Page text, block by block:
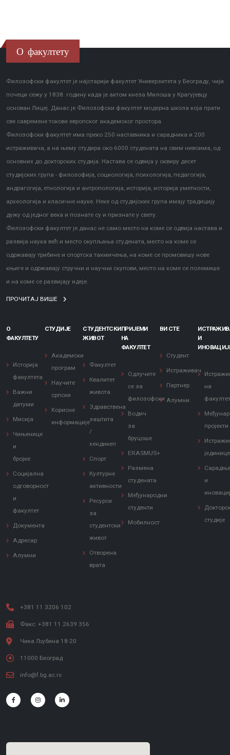
О факултету
Филозофски факултет је најстарији факултет Универзитета у Београду, чији
почеци сежу у 1838. годину када је актом кнеза Милоша у Крагујевцу
основан Лицеј. Данас је Филозофски факултет модерна школа која прати
све савремене токове европског академског простора.
Филозофски факултет има преко 250 наставника и сарадника и 200
истраживача, а на њему студира око 6000 студената на свим нивоима, од
основних до докторских студија. Настава се одвија у оквиру десет
студијских група - филозофија, социологија, психологија, педагогија,
андрагогија, етнологија и антропологија, историја, историја уметности,
археологија и класичне науке. Неке од студијских група имају традицију
дужу од једног века и познате су и признате у свету.
Филозофски факултет је данас не само место на коме се одвија настава и
развија наука већ и место окупљања студената, место на коме се
одржавају трибине и спортска такмичења, на коме се промовишу нове
књиге и одржавају стручни и научни скупови, место на коме се полемише
и на коме се развијају идеје.
ПРОЧИТАЈ ВИШЕ
О
ФАКУЛТЕТУ
Историја
факултета
Важни
датуми
Мисија
Чињенице
и
бројке
Социјална
одговорност
и
факултет
Документа
Адресар
Алумни
СТУДИЈЕ
Академски
програм
Научите
српски
Корисне
информације
СТУДЕНТСКИ
ЖИВОТ
Факултет
Квалитет
живота
Здравствена
заштита
/
хендикеп
Спорт
Културне
активности
Ресурси
за
студентски
живот
Отворена
врата
ПРИЈЕМИ
НА
ФАКУЛТЕТ
Одлучите
се за
филозофски
Водич
за
бруцоше
ERASMUS+
Размена
студената
Међународни
студенти
Мобилност
ВИ СТЕ
Студент
Истраживач
Партнер
Алумни
И
на
пројекти
јединице
и
студије
+381 11 3206 102
Факс: +381 11 2639 356
Чика Љубина 18-20
11000 Београд
info@f.bg.ac.rs